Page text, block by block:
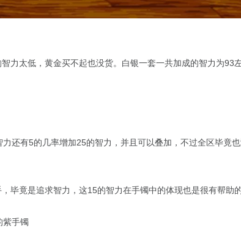
力太低，黄金买不起也没货。白银一套一共加成的智力为93
还有5的几率增加25的智力，并且可以叠加，不过全区毕竟
毕竟是追求智力，这15的智力在手镯中的体现也是很有帮助
紫手镯